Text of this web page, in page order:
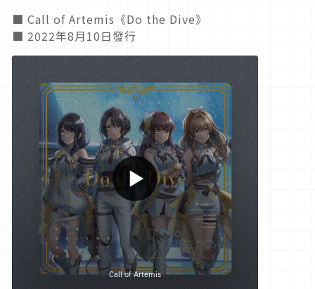
■ Call of Artemis《Do the Dive》
■ 2022年8月10日發行